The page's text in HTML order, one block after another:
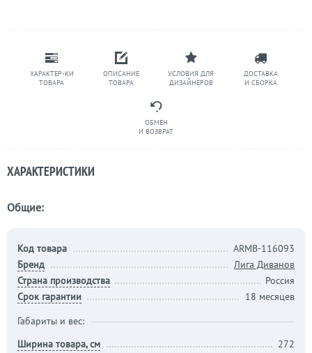
ХАРАКТЕР-КИ
ТОВАРА
ОПИСАНИЕ
ТОВАРА
УСЛОВИЯ ДЛЯ
ДИЗАЙНЕРОВ
ДОСТАВКА
И СБОРКА
ОБМЕН
И ВОЗВРАТ
ХАРАКТЕРИСТИКИ
Общие:
Код товара
ARMB-116093
Бренд
Лига Диванов
Страна производства
Россия
Срок гарантии
18 месяцев
Габариты и вес:
Ширина товара, см
272